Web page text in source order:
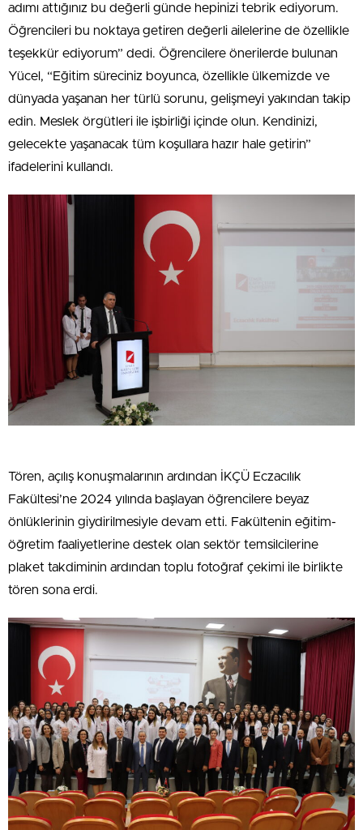
adımı attığınız bu değerli günde hepinizi tebrik ediyorum.
Öğrencileri bu noktaya getiren değerli ailelerine de özellikle
teşekkür ediyorum” dedi. Öğrencilere önerilerde bulunan
Yücel, “Eğitim süreciniz boyunca, özellikle ülkemizde ve
dünyada yaşanan her türlü sorunu, gelişmeyi yakından takip
edin. Meslek örgütleri ile işbirliği içinde olun. Kendinizi,
gelecekte yaşanacak tüm koşullara hazır hale getirin”
ifadelerini kullandı.
Tören, açılış konuşmalarının ardından İKÇÜ Eczacılık
Fakültesi’ne 2024 yılında başlayan öğrencilere beyaz
önlüklerinin giydirilmesiyle devam etti. Fakültenin eğitim-
öğretim faaliyetlerine destek olan sektör temsilcilerine
plaket takdiminin ardından toplu fotoğraf çekimi ile birlikte
tören sona erdi.